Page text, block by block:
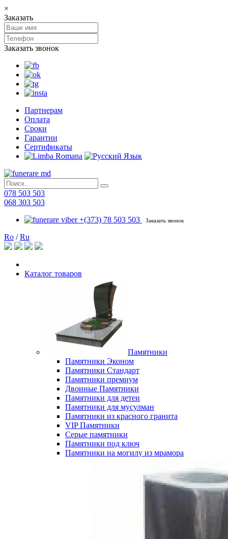
×
Заказать
Заказать звонок
Партнерам
Оплата
Сроки
Гарантии
Сертификаты
078 503 503
068 303 503
+(373) 78 503 503
Заказать звонок
Ro /Ru
Каталог товаров
Памятники
Памятники Эконом
Памятники Стандарт
Памятники премиум
Двоиные Памятники
Памятники для детеи
Памятники для мусулман
Памятники из красного гранита
VIP Памятники
Серые памятники
Памятники под ключ
Памятники на могилу из мрамора